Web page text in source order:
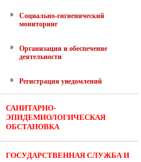
Социально-гигиенический
мониторинг
Организация и обеспечение
деятельности
Регистрация уведомлений
САНИТАРНО-
ЭПИДЕМИОЛОГИЧЕСКАЯ
ОБСТАНОВКА
ГОСУДАРСТВЕННАЯ СЛУЖБА И